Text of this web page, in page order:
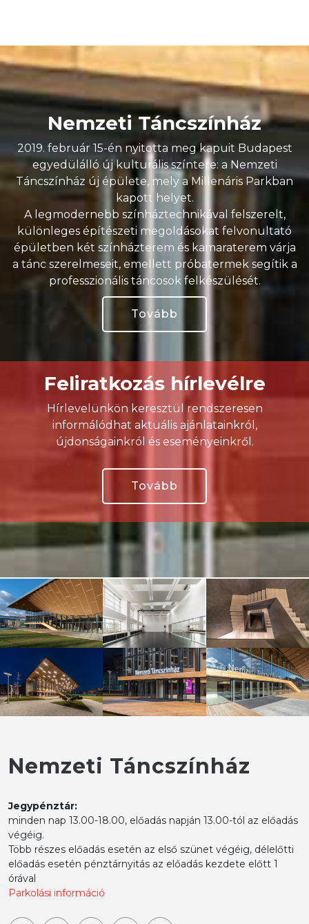
Nemzeti Táncszínház
2019. február 15-én nyitotta meg kapuit Budapest
egyedülálló új kulturális színtere: a Nemzeti
Táncszínház új épülete, mely a Millenáris Parkban
kapott helyet.
A legmodernebb színháztechnikával felszerelt,
különleges építészeti megoldásokat felvonultató
épületben két színházterem és kamaraterem várja
a tánc szerelmeseit, emellett próbatermek segítik a
professzionális táncosok felkészülését.
Tovább
Feliratkozás hírlevélre
Hírlevelünkön keresztül rendszeresen
informálódhat aktuális ajánlatainkról,
újdonságainkról és eseményeinkről.
Tovább
Nemzeti Táncszínház
Jegypénztár:
minden nap 13.00-18.00, előadás napján 13.00-tól az előadás
végéig.
Több részes előadás esetén az első szünet végéig, délelőtti
előadás esetén pénztárnyitás az előadás kezdete előtt 1
órával
Parkolási információ